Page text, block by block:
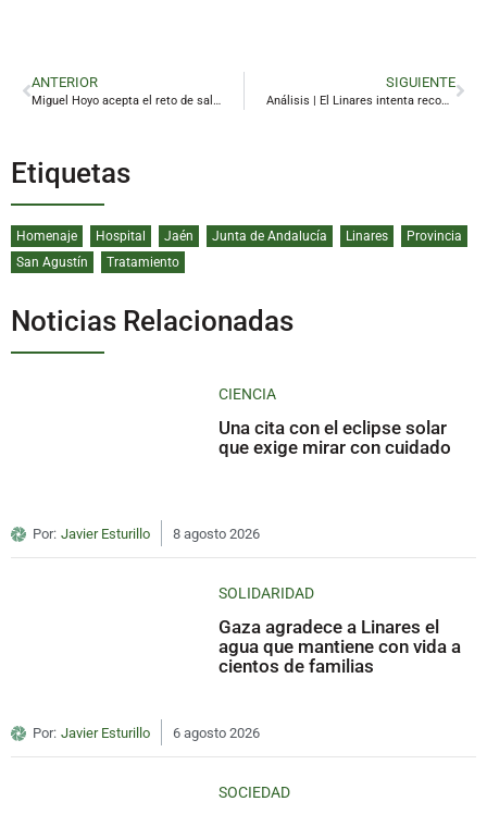
ANTERIOR
Miguel Hoyo acepta el reto de salvar al Linares de la desaparición
SIGUIENTE
Análisis | El Linares intenta recomponer su equilibrio institucional tras años de tensión
Etiquetas
Homenaje Hospital Jaén Junta de Andalucía Linares
Provincia
San Agustín
Tratamiento
Noticias Relacionadas
CIENCIA
Una cita con el eclipse solar
que exige mirar con cuidado
Por: Javier Esturillo 8 agosto 2026
SOLIDARIDAD
Gaza agradece a Linares el
agua que mantiene con vida a
cientos de familias
Por: Javier Esturillo 6 agosto 2026
SOCIEDAD